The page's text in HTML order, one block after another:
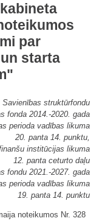
par
starta
struktūrfondu
fonda 2014.-2020. gada
perioda vadības likuma
20. panta 14. punktu,
institūcijas likuma
12. panta ceturto daļu
fondu 2021.-2027. gada
perioda vadības likuma
19. panta 14. punktu
noteikumos Nr. 328